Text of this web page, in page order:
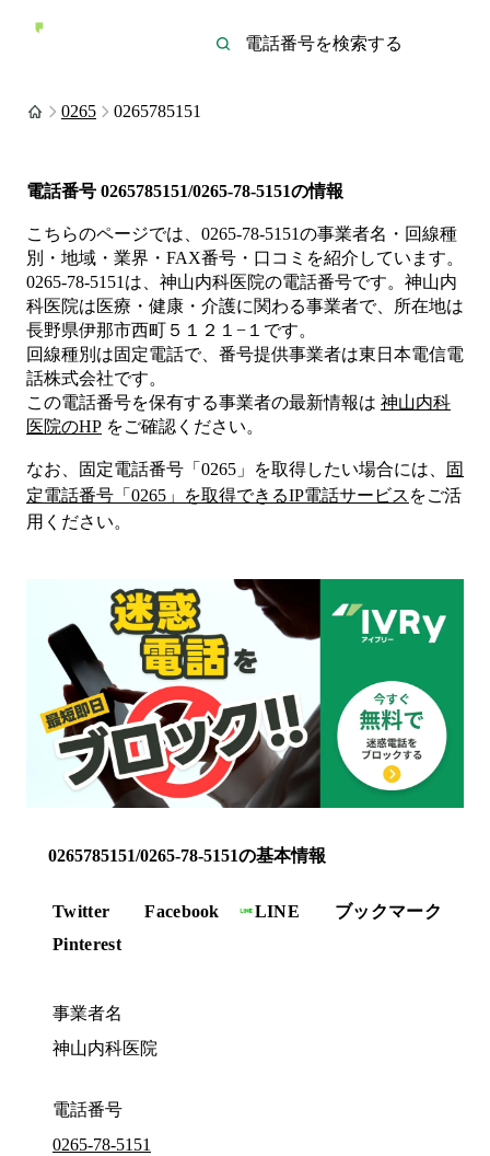
0265 0265785151
電話番号 0265785151/0265-78-5151の情報
こちらのページでは、 0265-78-5151の事業者名・回線種
別・地域・業界・FAX番号・口コミを紹介しています。
0265-78-5151 は、 神山内科医院の電話番号です。 神山内
科医院は医療・健康・介護に関わる事業者で、所在地は
長野県伊那市西町５１２１−１ です。
回線種別は固定電話で、番号提供事業者は東日本電信電
話株式会社です。
この電話番号を保有する事業者の最新情報は 神山内科
医院のHP をご確認ください。
なお、固定電話番号「 0265 」を取得したい場合には、
固
定電話番号「 0265 」を取得できるIP電話サービス をご活
用ください。
0265785151/0265-78-5151の基本情報
Twitter Facebook LINE
ブックマーク
Pinterest
事業者名
神山内科医院
電話番号
0265-78-5151